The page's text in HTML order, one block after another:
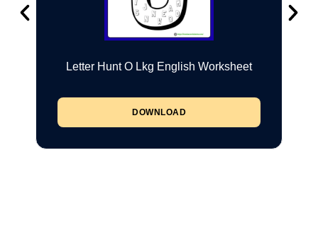
Letter Hunt O Lkg English Worksheet
DOWNLOAD